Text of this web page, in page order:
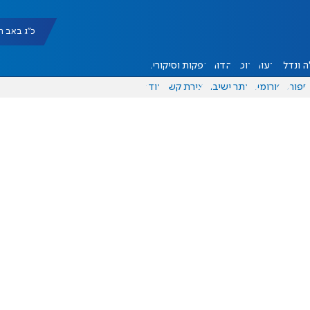
כ"ג באב תשפ"ו
ונדל"ן דעות אוכל יהדות הפקות וסיקורים
ספורט פורומים אתר ישיבה יצירת קשר עוד